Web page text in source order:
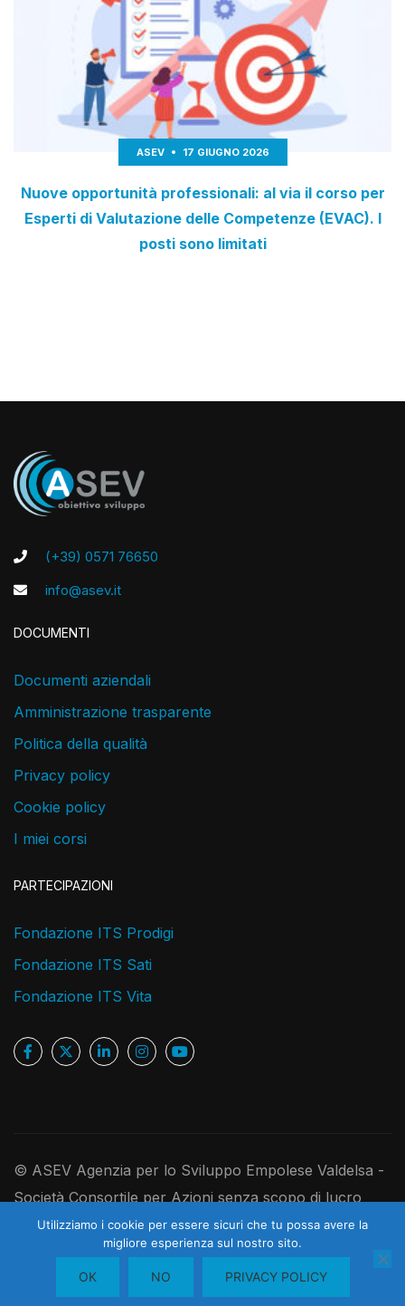
ASEV 17 GIUGNO 2026
Nuove opportunità professionali: al via il corso per
Esperti di Valutazione delle Competenze (EVAC). I
posti sono limitati
(+39) 0571 76650
info@asev.it
DOCUMENTI
Documenti aziendali
Amministrazione trasparente
Politica della qualità
Privacy policy
Cookie policy
I miei corsi
PARTECIPAZIONI
Fondazione ITS Prodigi
Fondazione ITS Sati
Fondazione ITS Vita
© ASEV Agenzia per lo Sviluppo Empolese Valdelsa -
Società Consortile per Azioni senza scopo di lucro
Ufficio Registro Imprese di Firenze, P.IVA e C.F.
05181410480 - R.E.A. 526891 - Codice Univoco
USAL8PV - Cap. Soc. I. V. 250.000,00 euro
Utilizziamo i cookie per essere sicuri che tu possa avere la
migliore esperienza sul nostro sito.
OK NO PRIVACY POLICY
Contattaci